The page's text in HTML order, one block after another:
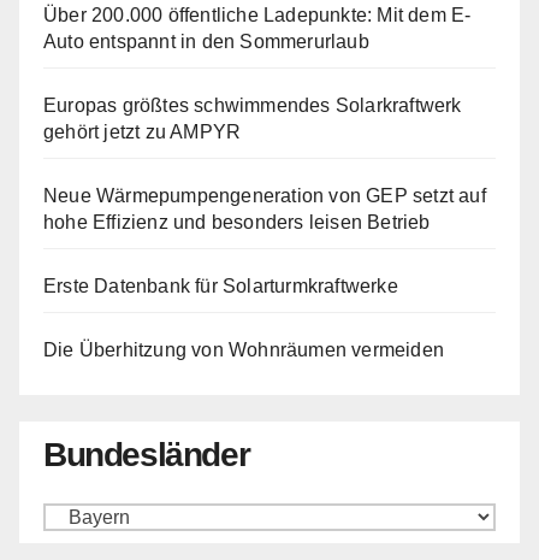
Über 200.000 öffentliche Ladepunkte: Mit dem E-
Auto entspannt in den Sommerurlaub
Europas größtes schwimmendes Solarkraftwerk
gehört jetzt zu AMPYR
Neue Wärmepumpengeneration von GEP setzt auf
hohe Effizienz und besonders leisen Betrieb
Erste Datenbank für Solarturmkraftwerke
Die Überhitzung von Wohnräumen vermeiden
Bundesländer